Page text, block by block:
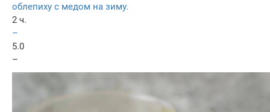
облепиху с медом на зиму.
2 ч.
–
5.0
–